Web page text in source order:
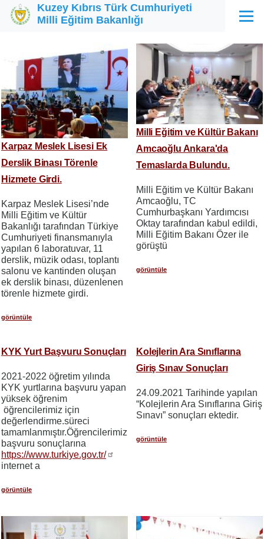
Ana içeriğe atla
Kuzey Kıbrıs Türk Cumhuriyeti
Milli Eğitim Bakanlığı
Menü
Karpaz Meslek Lisesi Ek
Derslik Binası Törenle
Hizmete Girdi.
Karpaz Meslek Lisesi’nde
Milli Eğitim ve Kültür
Bakanlığı tarafından Türkiye
Cumhuriyeti finansmanıyla
yapılan 6 laboratuvar, 11
derslik, müzik odası, toplantı
salonu ve kantinden oluşan
ek derslik binası, düzenlenen
törenle hizmete girdi.
görüntüle
Milli Eğitim ve Kültür Bakanı
Amcaoğlu Ankara'da
Temaslarda Bulundu.
Milli Eğitim ve Kültür Bakanı
Amcaoğlu, TC
Cumhurbaşkanı Yardımcısı
Oktay tarafından kabul edildi,
Milli Eğitim Bakanı Özer ile
görüştü
görüntüle
KYK Yurt Başvuru Sonuçları
2021-2022 öğretim yılında
KYK yurtlarına başvuru yapan
yüksek öğrenim
öğrencilerimiz için
değerlendirme.süreci
tamamlanmıştır.Öğrencilerimiz
başvuru sonuçlarına
https://www.turkiye.gov.tr/
internet a
görüntüle
Kolejlerin Ara Sınıflarına
Giriş Sınav Sonuçları
24.09.2021 Tarihinde yapılan
“Kolejlerin Ara Sınıflarına Giriş
Sınavı” sonuçları ektedir.
görüntüle